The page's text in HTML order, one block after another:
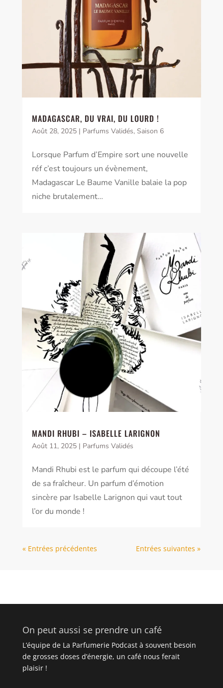
MADAGASCAR, DU VRAI, DU LOURD !
Août 28, 2025| Parfums Validés, Saison 6
Lorsque Parfum d’Empire sort une nouvelle
réf c’est toujours un évènement,
Madagascar Le Baume Vanille balaie la pop
niche brutalement…
MANDI RHUBI – ISABELLE LARIGNON
Août 11, 2025| Parfums Validés
Mandi Rhubi est le parfum qui découpe l’été
de sa fraîcheur. Un parfum d’émotion
sincère par Isabelle Larignon qui vaut tout
l’or du monde !
« Entrées précédentes Entrées suivantes »
On peut aussi se prendre un café
L’équipe de La Parfumerie Podcast à souvent besoin
de grosses doses d’énergie, un café nous ferait
plaisir !